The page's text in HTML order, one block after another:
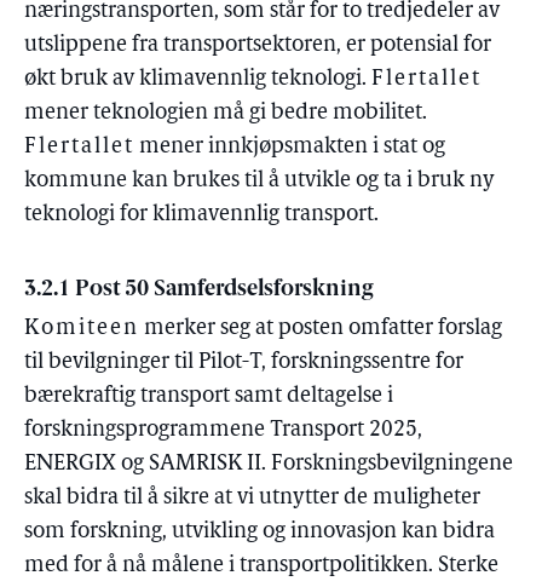
næringstransporten, som står for to tredjedeler av
utslippene fra transportsektoren, er potensial for
økt bruk av klimavennlig teknologi. Flertallet
mener teknologien må gi bedre mobilitet.
Flertallet mener innkjøpsmakten i stat og
kommune kan brukes til å utvikle og ta i bruk ny
teknologi for klimavennlig transport.
3.2.1 Post 50 Samferdselsforskning
Komiteen merker seg at posten omfatter forslag
til bevilgninger til Pilot-T, forskningssentre for
bærekraftig transport samt deltagelse i
forskningsprogrammene Transport 2025,
ENERGIX og SAMRISK II. Forskningsbevilgningene
skal bidra til å sikre at vi utnytter de muligheter
som forskning, utvikling og innovasjon kan bidra
med for å nå målene i transportpolitikken. Sterke